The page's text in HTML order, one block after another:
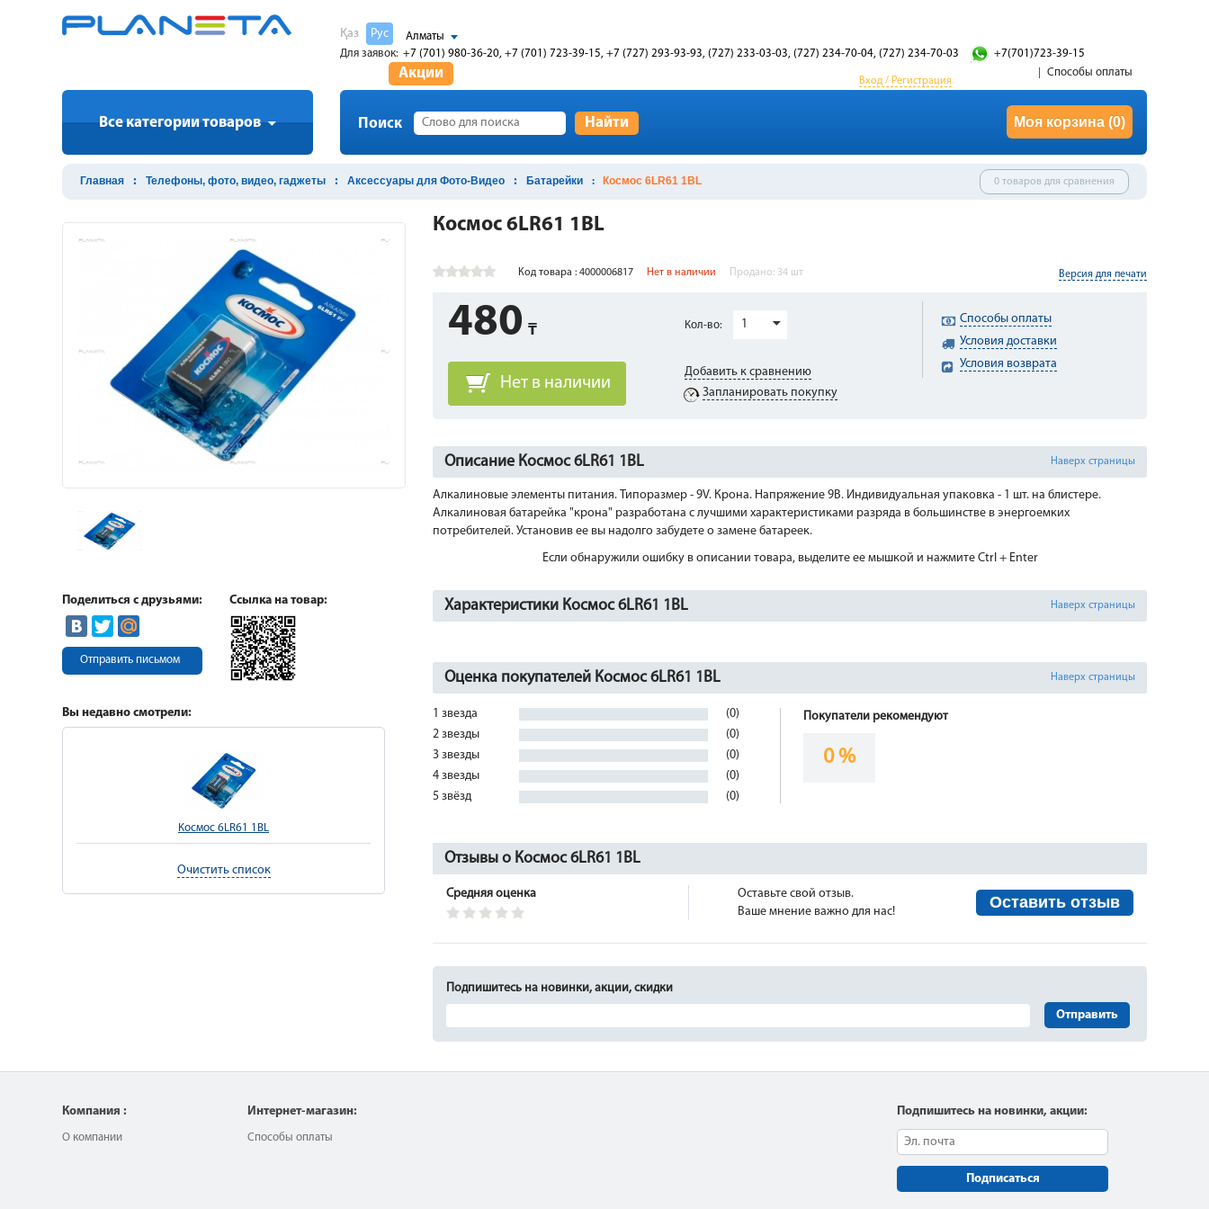
Қаз Рус
Алматы
Для заявок: +7 (701) 980-36-20, +7 (701) 723-39-15, +7 (727) 293-93-93, (727) 233-03-03, (727) 234-70-04, (727) 234-70-03 +7(701)723-39-15
Вход / Регистрация
Акции Способы оплаты
Все категории товаров Поиск Найти Моя корзина (0)
Главная Телефоны, фото, видео, гаджеты Аксессуары для Фото-Видео Батарейки Космос 6LR61 1BL 0 товаров для сравнения
Поделиться с друзьями:
Отправить письмом
Ссылка на товар:
Вы недавно смотрели:
Космос 6LR61 1BL
Очистить список
Космос 6LR61 1BL
Код товара : 4000006817 Нет в наличии Продано: 34 шт Версия для печати
480
Нет в наличии
Кол-во: 1
Добавить к сравнению
Запланировать покупку
Способы оплаты
Условия доставки
Условия возврата
Описание Космос 6LR61 1BL Наверх страницы
Алкалиновые элементы питания. Типоразмер - 9V. Крона. Напряжение 9В. Индивидуальная упаковка - 1 шт. на блистере.
Алкалиновая батарейка "крона" разработана с лучшими характеристиками разряда в большинстве в энергоемких
потребителей. Установив ее вы надолго забудете о замене батареек.
Если обнаружили ошибку в описании товара, выделите ее мышкой и нажмите Ctrl + Enter
Характеристики Космос 6LR61 1BL Наверх страницы
Оценка покупателей Космос 6LR61 1BL Наверх страницы
1 звезда
(0)
2 звезды
(0)
3 звезды
(0)
4 звезды
(0)
5 звёзд
(0)
Покупатели рекомендуют
0 %
Отзывы о Космос 6LR61 1BL
Средняя оценка
Оставьте свой отзыв.
Ваше мнение важно для нас!
Оставить отзыв
Подпишитесь на новинки, акции, скидки
Отправить
Компания :
О компании
Интернет-магазин:
Способы оплаты
Подпишитесь на новинки, акции:
Подписаться